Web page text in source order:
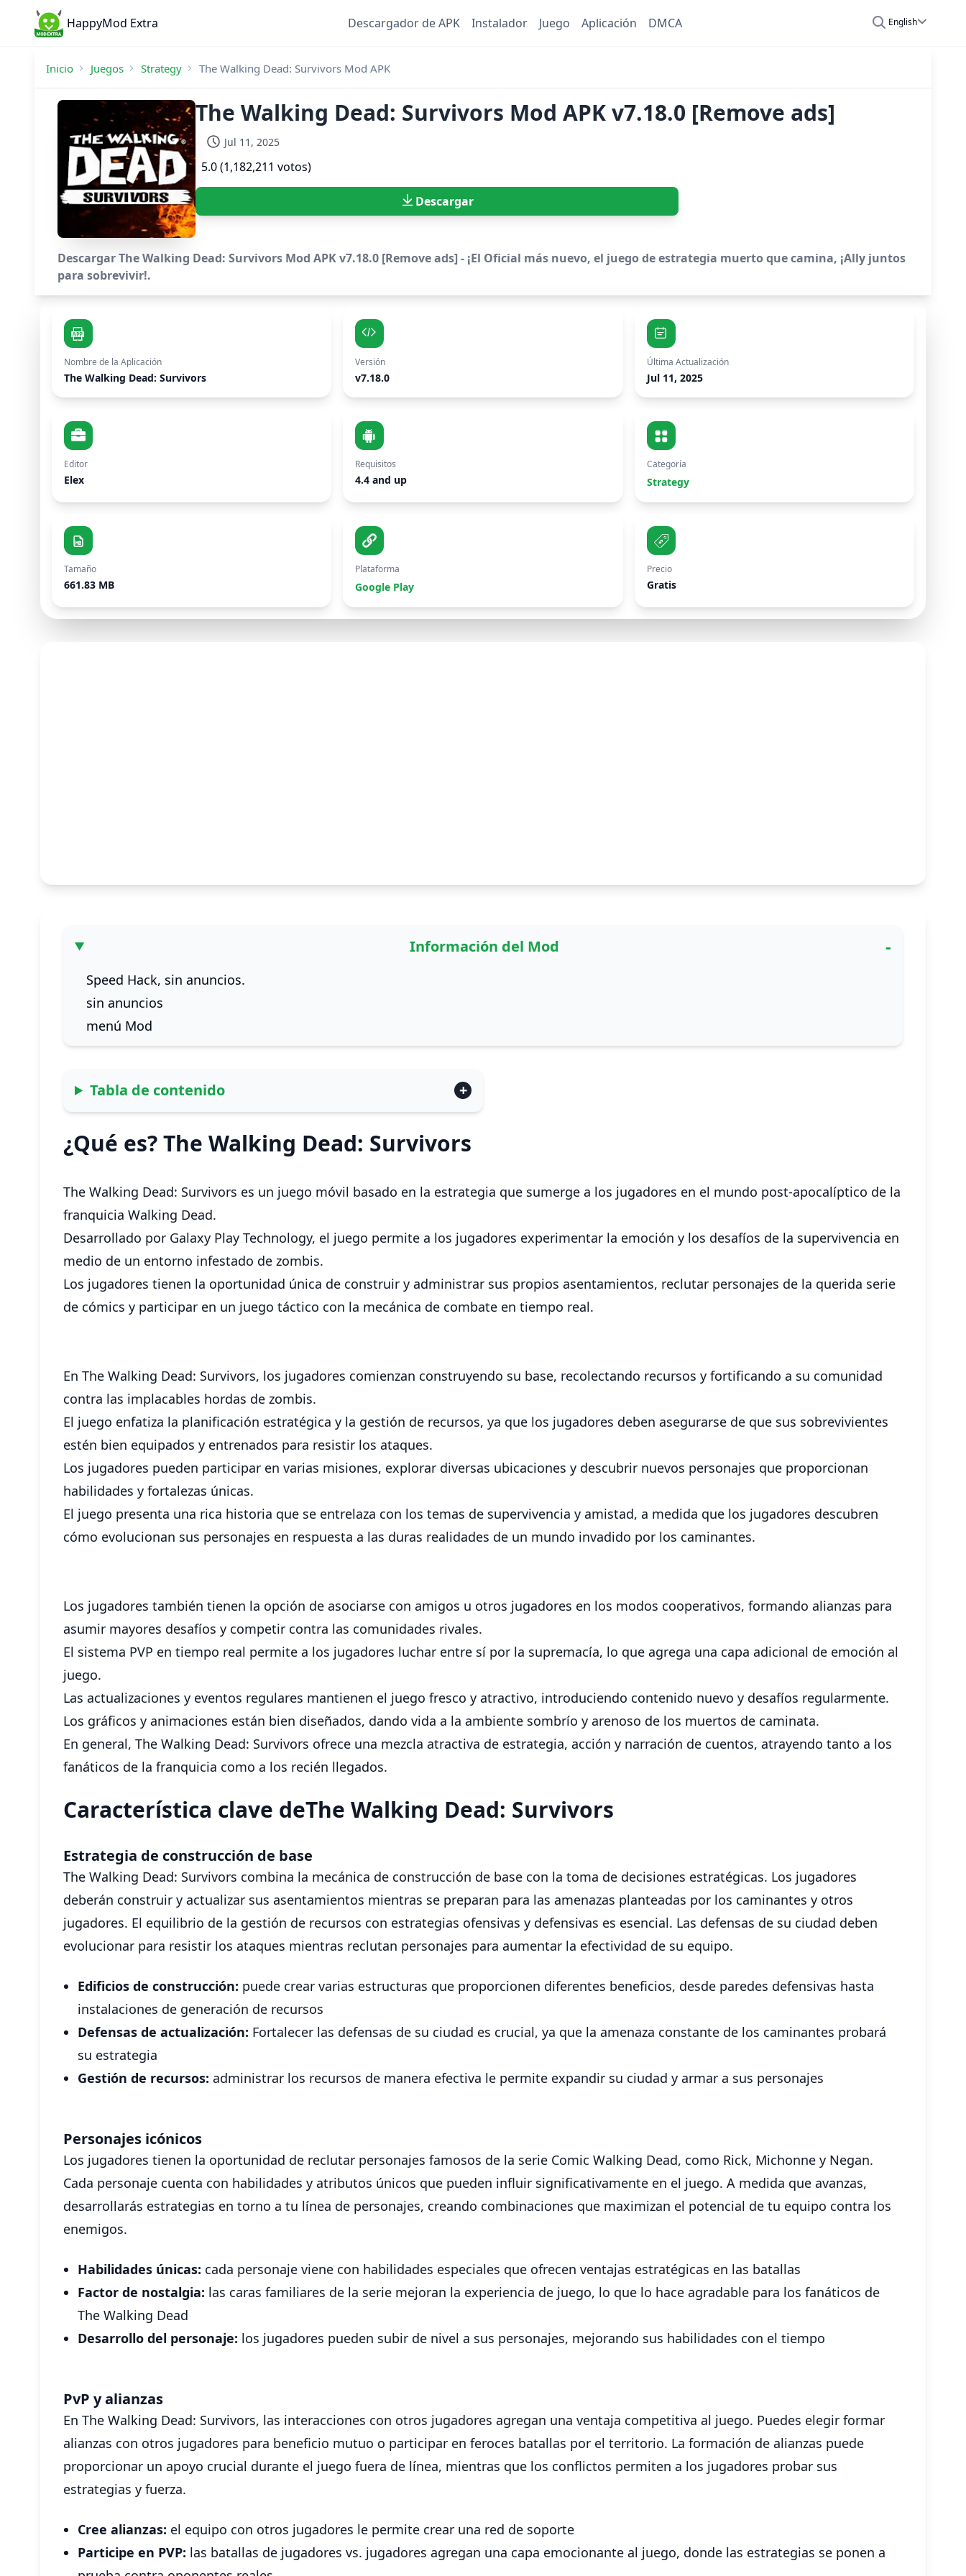
HappyMod Extra Descargador de APK Instalador Juego Aplicación DMCA English
Inicio Juegos Strategy The Walking Dead: Survivors Mod APK
The Walking Dead: Survivors Mod APK v7.18.0 [Remove ads]
Jul 11, 2025
5.0 (1,182,211 votos)
Descargar
Descargar The Walking Dead: Survivors Mod APK v7.18.0 [Remove ads] - ¡El Oficial más nuevo, el juego de estrategia muerto que camina, ¡Ally juntos
para sobrevivir!.
Nombre de la Aplicación
The Walking Dead: Survivors
Versión
v7.18.0
Última Actualización
Jul 11, 2025
Editor
Elex
Requisitos
4.4 and up
Categoría
Strategy
Tamaño
661.83 MB
Plataforma
Google Play
Precio
Gratis
Información del Mod
Speed ​​Hack, sin anuncios.
sin anuncios
menú Mod
Tabla de contenido
¿Qué es? The Walking Dead: Survivors
The Walking Dead: Survivors es un juego móvil basado en la estrategia que sumerge a los jugadores en el mundo post-apocalíptico de la
franquicia Walking Dead.
Desarrollado por Galaxy Play Technology, el juego permite a los jugadores experimentar la emoción y los desafíos de la supervivencia en
medio de un entorno infestado de zombis.
Los jugadores tienen la oportunidad única de construir y administrar sus propios asentamientos, reclutar personajes de la querida serie
de cómics y participar en un juego táctico con la mecánica de combate en tiempo real.
En The Walking Dead: Survivors, los jugadores comienzan construyendo su base, recolectando recursos y fortificando a su comunidad
contra las implacables hordas de zombis.
El juego enfatiza la planificación estratégica y la gestión de recursos, ya que los jugadores deben asegurarse de que sus sobrevivientes
estén bien equipados y entrenados para resistir los ataques.
Los jugadores pueden participar en varias misiones, explorar diversas ubicaciones y descubrir nuevos personajes que proporcionan
habilidades y fortalezas únicas.
El juego presenta una rica historia que se entrelaza con los temas de supervivencia y amistad, a medida que los jugadores descubren
cómo evolucionan sus personajes en respuesta a las duras realidades de un mundo invadido por los caminantes.
Los jugadores también tienen la opción de asociarse con amigos u otros jugadores en los modos cooperativos, formando alianzas para
asumir mayores desafíos y competir contra las comunidades rivales.
El sistema PVP en tiempo real permite a los jugadores luchar entre sí por la supremacía, lo que agrega una capa adicional de emoción al
juego.
Las actualizaciones y eventos regulares mantienen el juego fresco y atractivo, introduciendo contenido nuevo y desafíos regularmente.
Los gráficos y animaciones están bien diseñados, dando vida a la ambiente sombrío y arenoso de los muertos de caminata.
En general, The Walking Dead: Survivors ofrece una mezcla atractiva de estrategia, acción y narración de cuentos, atrayendo tanto a los
fanáticos de la franquicia como a los recién llegados.
Característica clave deThe Walking Dead: Survivors
Estrategia de construcción de base
The Walking Dead: Survivors combina la mecánica de construcción de base con la toma de decisiones estratégicas. Los jugadores
deberán construir y actualizar sus asentamientos mientras se preparan para las amenazas planteadas por los caminantes y otros
jugadores. El equilibrio de la gestión de recursos con estrategias ofensivas y defensivas es esencial. Las defensas de su ciudad deben
evolucionar para resistir los ataques mientras reclutan personajes para aumentar la efectividad de su equipo.
Edificios de construcción: puede crear varias estructuras que proporcionen diferentes beneficios, desde paredes defensivas hasta
instalaciones de generación de recursos
Defensas de actualización: Fortalecer las defensas de su ciudad es crucial, ya que la amenaza constante de los caminantes probará
su estrategia
Gestión de recursos: administrar los recursos de manera efectiva le permite expandir su ciudad y armar a sus personajes
Personajes icónicos
Los jugadores tienen la oportunidad de reclutar personajes famosos de la serie Comic Walking Dead, como Rick, Michonne y Negan.
Cada personaje cuenta con habilidades y atributos únicos que pueden influir significativamente en el juego. A medida que avanzas,
desarrollarás estrategias en torno a tu línea de personajes, creando combinaciones que maximizan el potencial de tu equipo contra los
enemigos.
Habilidades únicas: cada personaje viene con habilidades especiales que ofrecen ventajas estratégicas en las batallas
Factor de nostalgia: las caras familiares de la serie mejoran la experiencia de juego, lo que lo hace agradable para los fanáticos de
The Walking Dead
Desarrollo del personaje: los jugadores pueden subir de nivel a sus personajes, mejorando sus habilidades con el tiempo
PvP y alianzas
En The Walking Dead: Survivors, las interacciones con otros jugadores agregan una ventaja competitiva al juego. Puedes elegir formar
alianzas con otros jugadores para beneficio mutuo o participar en feroces batallas por el territorio. La formación de alianzas puede
proporcionar un apoyo crucial durante el juego fuera de línea, mientras que los conflictos permiten a los jugadores probar sus
estrategias y fuerza.
Cree alianzas: el equipo con otros jugadores le permite crear una red de soporte
Participe en PVP: las batallas de jugadores vs. jugadores agregan una capa emocionante al juego, donde las estrategias se ponen a